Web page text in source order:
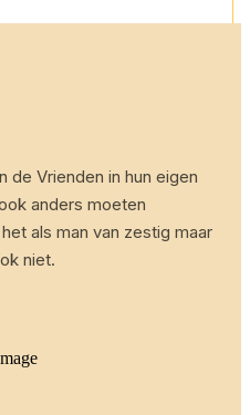
de Vrienden in hun eigen
anders moeten
als man van zestig maar
niet.